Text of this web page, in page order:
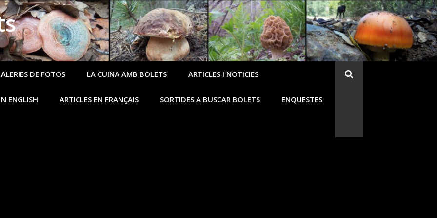
DE FOTOS LA CUINA AMB BOLETS ARTICLES I NOTICIES
ENGLISH ARTICLES EN FRANÇAIS SORTIDES A BUSCAR BOLETS ENQUESTES